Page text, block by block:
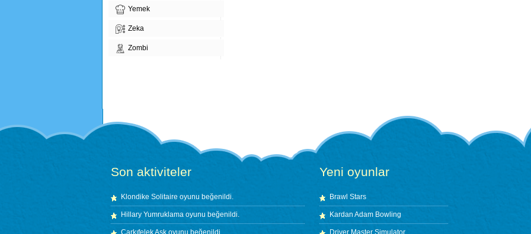
Yemek
Zeka
Zombi
Son aktiviteler
Klondike Solitaire oyunu beğenildi.
Hillary Yumruklama oyunu beğenildi.
Çarkıfelek Aşk oyunu beğenildi.
Yeni oyunlar
Brawl Stars
Kardan Adam Bowling
Driver Master Simulator